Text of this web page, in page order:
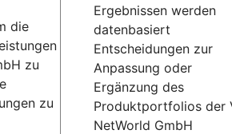
die
zu
zu
Ergebnissen werden
datenbasiert
Entscheidungen zur
Anpassung oder
Ergänzung des
Produktportfolios der
NetWorld GmbH